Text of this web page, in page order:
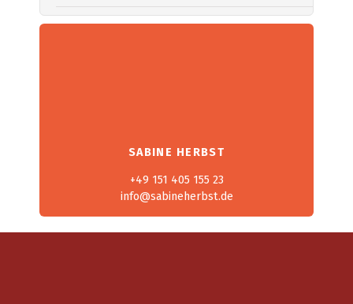
SABINE HERBST
+49 151 405 155 23
info@sabineherbst.de